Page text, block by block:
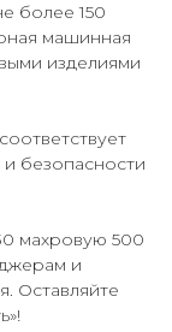
более 150
машинная
изделиями
и безопасности
махровую 500
и
Оставляйте